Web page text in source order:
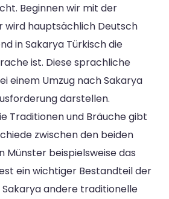
Beginnen wir mit der
wird hauptsächlich Deutsch
in Sakarya Türkisch die
ist. Diese sprachliche
einem Umzug nach Sakarya
darstellen.
Traditionen und Bräuche gibt
zwischen den beiden
Münster beispielsweise das
ein wichtiger Bestandteil der
Sakarya andere traditionelle